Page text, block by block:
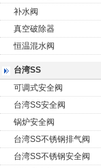
补水阀
真空破除器
恒温混水阀
台湾SS
可调式安全阀
台湾SS安全阀
锅炉安全阀
台湾SS不锈钢排气阀
台湾SS不锈钢安全阀